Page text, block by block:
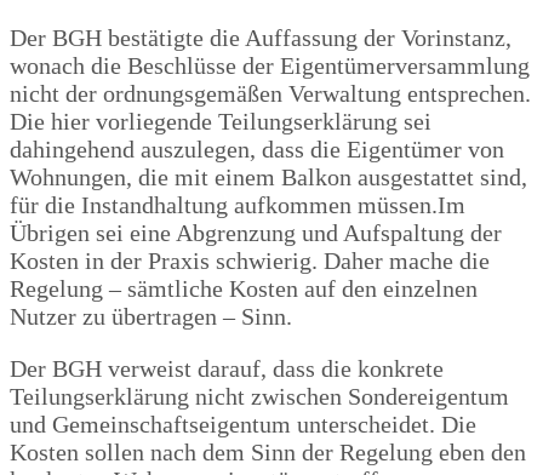
Der BGH bestätigte die Auffassung der Vorinstanz,
wonach die Beschlüsse der Eigentümerversammlung
nicht der ordnungsgemäßen Verwaltung entsprechen.
Die hier vorliegende Teilungserklärung sei
dahingehend auszulegen, dass die Eigentümer von
Wohnungen, die mit einem Balkon ausgestattet sind,
für die Instandhaltung aufkommen müssen.Im
Übrigen sei eine Abgrenzung und Aufspaltung der
Kosten in der Praxis schwierig. Daher mache die
Regelung – sämtliche Kosten auf den einzelnen
Nutzer zu übertragen – Sinn.
Der BGH verweist darauf, dass die konkrete
Teilungserklärung nicht zwischen Sondereigentum
und Gemeinschaftseigentum unterscheidet. Die
Kosten sollen nach dem Sinn der Regelung eben den